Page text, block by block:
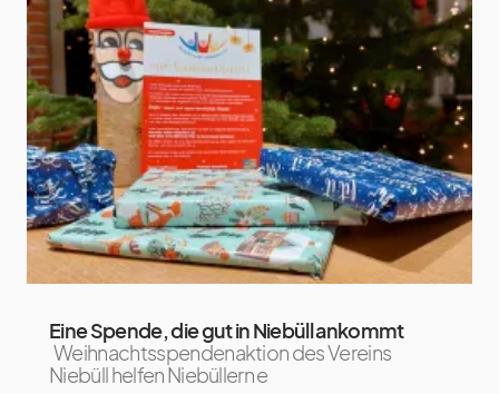
Eine Spende, die gut in Niebüll ankommt
Weihnachtsspendenaktion des Vereins
Niebüll helfen Niebüllern e